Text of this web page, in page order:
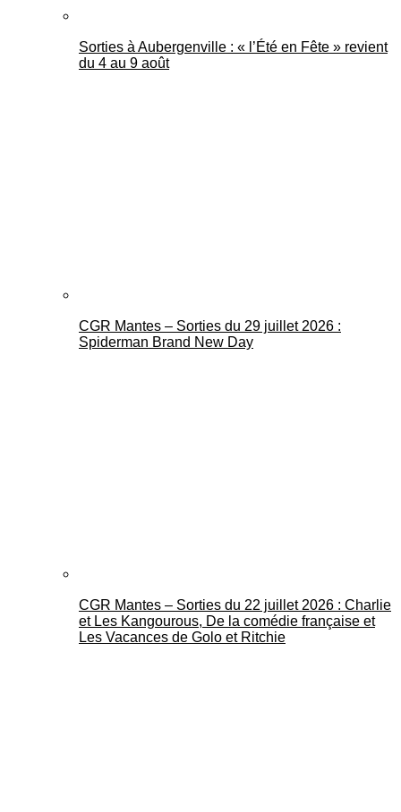
Sorties à Aubergenville : « l’Été en Fête » revient
du 4 au 9 août
CGR Mantes – Sorties du 29 juillet 2026 :
Spiderman Brand New Day
CGR Mantes – Sorties du 22 juillet 2026 : Charlie
et Les Kangourous, De la comédie française et
Les Vacances de Golo et Ritchie